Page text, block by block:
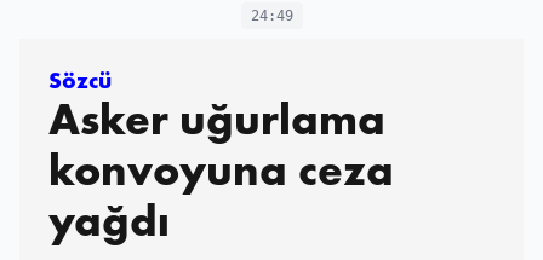
24:49
Sözcü
Asker uğurlama
konvoyuna ceza
yağdı